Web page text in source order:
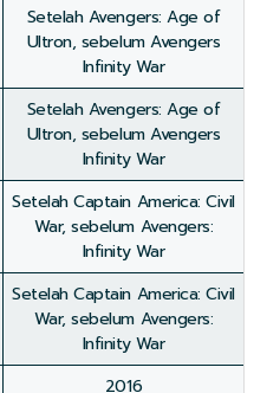
Setelah Avengers: Age of
Ultron, sebelum Avengers
Infinity War
Setelah Avengers: Age of
Ultron, sebelum Avengers
Infinity War
Setelah Captain America: Civil
War, sebelum Avengers:
Infinity War
Setelah Captain America: Civil
War, sebelum Avengers:
Infinity War
2016